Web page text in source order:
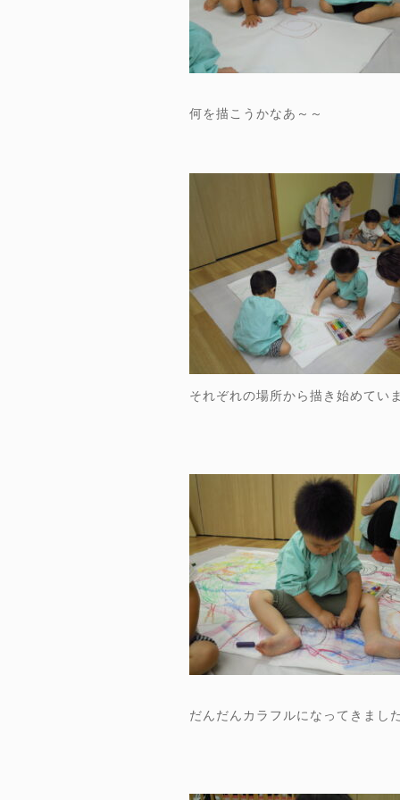
何を描こうかなあ～～
それぞれの場所から描き始めてい
だんだんカラフルになってきまし